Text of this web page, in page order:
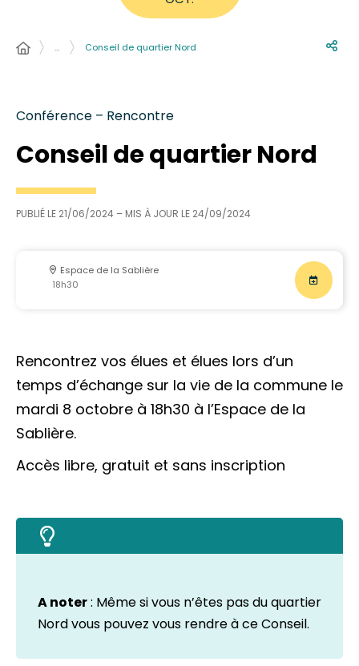
… Conseil de quartier Nord
Conférence – Rencontre
Conseil de quartier Nord
PUBLIÉ LE 21/06/2024 – MIS À JOUR LE 24/09/2024
Espace de la Sablière
18h30
Rencontrez vos élues et élues lors d’un
temps d’échange sur la vie de la commune le
mardi 8 octobre à 18h30 à l’Espace de la
Sablière.
Accès libre, gratuit et sans inscription
A noter: Même si vous n’êtes pas du quartier
Nord vous pouvez vous rendre à ce Conseil.